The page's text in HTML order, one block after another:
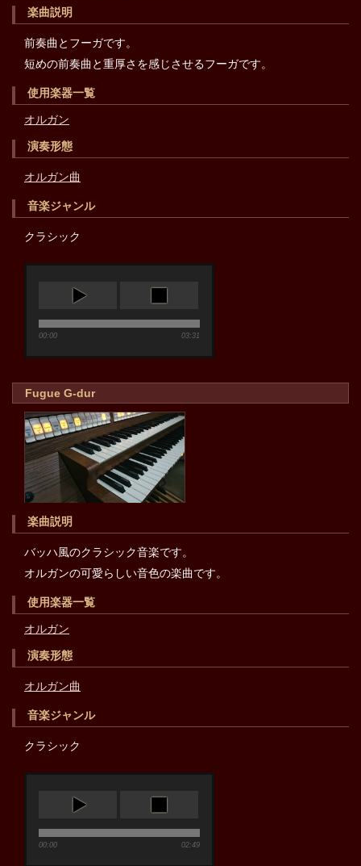
楽曲説明
前奏曲とフーガです。
短めの前奏曲と重厚さを感じさせるフーガです。
使用楽器一覧
オルガン
演奏形態
オルガン曲
音楽ジャンル
クラシック
00:00 03:31
Fugue G-dur
楽曲説明
バッハ風のクラシック音楽です。
オルガンの可愛らしい音色の楽曲です。
使用楽器一覧
オルガン
演奏形態
オルガン曲
音楽ジャンル
クラシック
00:00 02:49